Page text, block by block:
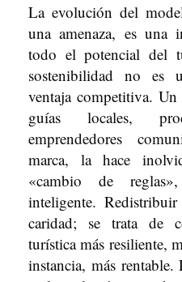
La evolución del
una amenaza, es una
todo el potencial del
sostenibilidad no es
ventaja competitiva.
guías locales,
emprendedores
marca, la hace
«cambio de
inteligente.
caridad; se trata de
turística más resiliente,
instancia, más